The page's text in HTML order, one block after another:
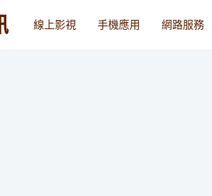
線上影視 手機應用 網路服務